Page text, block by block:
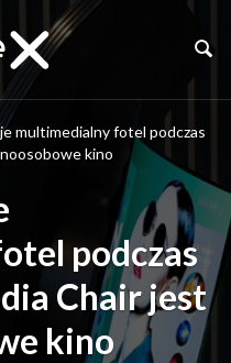
multimedialny fotel podczas
kino
podczas
Chair jest
kino